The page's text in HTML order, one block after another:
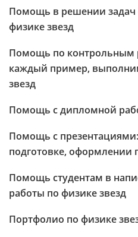
Помощь в решении задач
физике звезд
Помощь по контрольным
каждый пример,
звезд
Помощь с дипломной
Помощь с
подготовке, оформлении
Помощь студентам в
работы по физике звезд
Портфолио по физике